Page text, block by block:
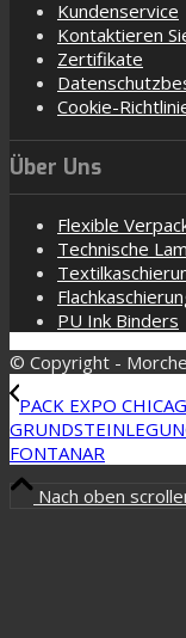
Kundenservice
Kontaktieren
Zertifikate
Cookie-
Über Uns
Flexible
Technische
PU Ink Binders
© Copyright -
PACK EXPO
FONTANAR
Nach oben